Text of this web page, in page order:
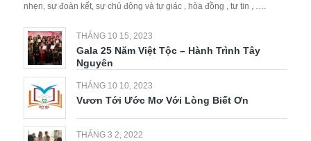
nhẹn, sự đoàn kết, sự chủ động và tự giác , hòa đồng , tự tin , ….
THÁNG 10 15, 2023
Gala 25 Năm Việt Tộc – Hành Trình Tây
Nguyên
THÁNG 10 10, 2023
Vươn Tới Ước Mơ Với Lòng Biết Ơn
THÁNG 3 2, 2022